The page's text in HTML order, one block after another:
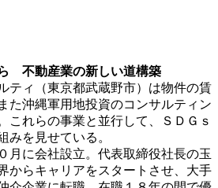
不動産業の新しい道構築
ティ（東京都武蔵野市）は物件の賃
た沖縄軍用地投資のコンサルティン
これらの事業と並行して、ＳＤＧｓ
みを見せている。
月に会社設立。代表取締役社長の玉
からキャリアをスタートさせ、大手